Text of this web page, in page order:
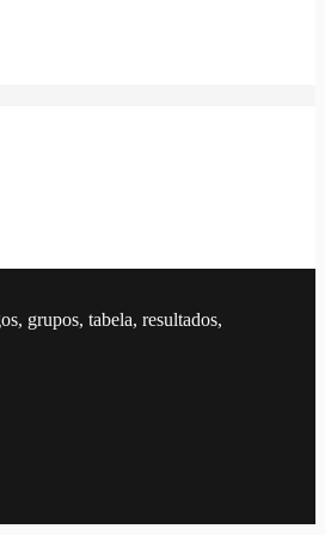
grupos, tabela, resultados,